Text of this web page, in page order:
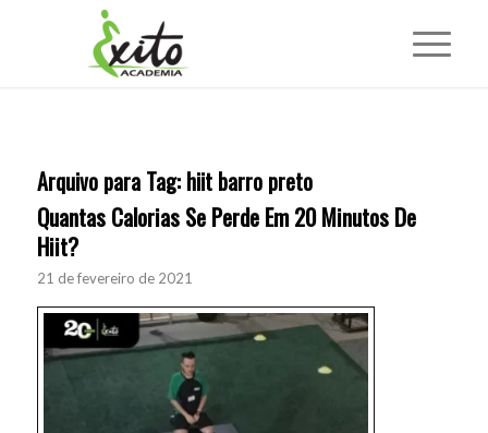
Arquivo para Tag: hiit barro preto
Quantas Calorias Se Perde Em 20 Minutos De
Hiit?
21 de fevereiro de 2021